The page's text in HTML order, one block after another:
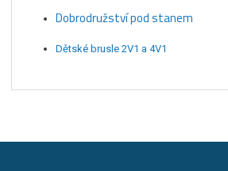
Dobrodružství pod stanem
Dětské brusle 2V1 a 4V1